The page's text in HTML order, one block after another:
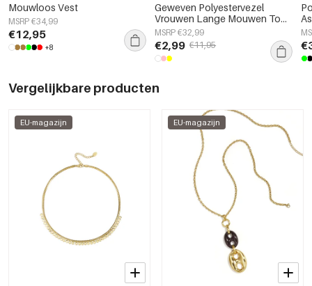
Mouwloos Vest
MSRP €34,99
€12,95
+8
Geweven Polyestervezel
Vrouwen Lange Mouwen Tops
Elegant Solide Kleur
Lente/Zomer
MSRP €32,99
€2,99 €11,95
Vergelijkbare producten
EU-magazijn EU-magazijn